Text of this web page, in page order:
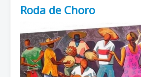
Roda de Choro